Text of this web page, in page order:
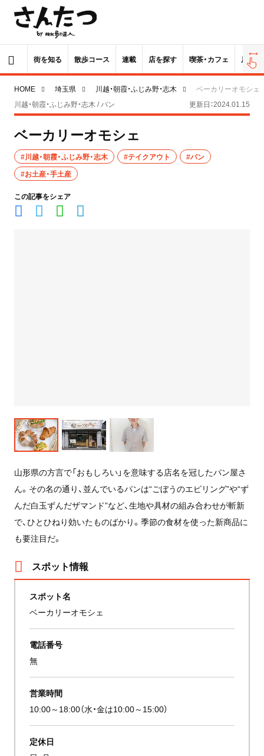
街を知る 散歩コース 連載 店を探す 喫茶・カフェ 居酒屋
HOME 埼玉県 川越・朝霞・ふじみ野・志木
ベーカリーオモシェ
川越・朝霞・ふじみ野・志木 / パン
更新日：2024.01.15
ベーカリーオモシェ
#川越・朝霞・ふじみ野・志木 #テイクアウト
#パン
#お土産・手土産
この記事をシェア
山形県の方言で「おもしろい」を意味する店名を冠したパン屋さ
ん。その名の通り、並んでいるパンは“ごぼうのエピリング”や“ず
んだ白玉ずんだザマンド”など、生地や具材の組み合わせが斬新
で、ひとひねり効いたものばかり。季節の食材を使った新商品に
も要注目だ。
スポット情報
スポット名
ベーカリーオモシェ
電話番号
無
営業時間
10:00～18:00（水・金は10:00～15:00）
定休日